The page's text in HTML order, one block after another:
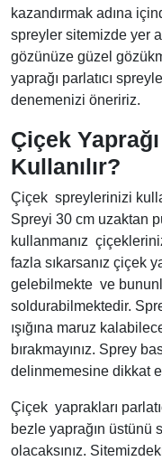
kazandırmak adına
spreyler sitemizde yer
gözünüze güzel
yaprağı parlatıcı
denemenizi öneririz.
Çiçek
Kullanılır?
Çiçek spreylerinizi
Spreyi 30 cm uzaktan
kullanmanız
fazla sıkarsanız çiçek
gelebilmekte ve
soldurabilmektedir.
ışığına maruz
bırakmayınız. Sprey
delinmemesine dikkat
Çiçek yaprakları
bezle yaprağın üstünü
olacaksınız.